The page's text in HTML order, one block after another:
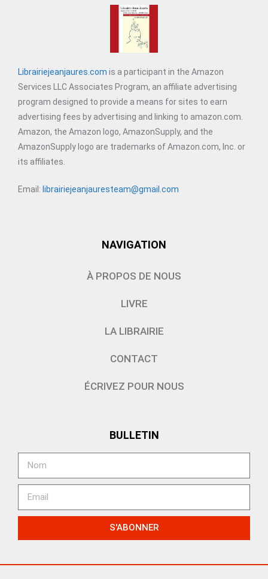
Librairiejeanjaures.com is a participant in the Amazon
Services LLC Associates Program, an affiliate advertising
program designed to provide a means for sites to earn
advertising fees by advertising and linking to amazon.com.
Amazon, the Amazon logo, AmazonSupply, and the
AmazonSupply logo are trademarks of Amazon.com, Inc. or
its affiliates.
Email: librairiejeanjauresteam@gmail.com
NAVIGATION
À PROPOS DE NOUS
LIVRE
LA LIBRAIRIE
CONTACT
ÉCRIVEZ POUR NOUS
BULLETIN
S'ABONNER